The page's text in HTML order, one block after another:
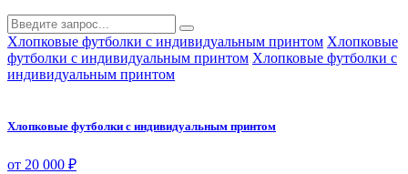
Хлопковые футболки с индивидуальным принтом Хлопковые
футболки с индивидуальным принтом Хлопковые футболки с
индивидуальным принтом
Хлопковые футболки с индивидуальным принтом
от 20 000 ₽